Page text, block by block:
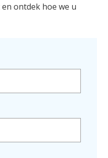
ontdek hoe we u